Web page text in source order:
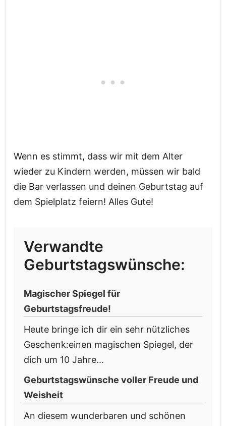
Wenn es stimmt, dass wir mit dem Alter
wieder zu Kindern werden, müssen wir bald
die Bar verlassen und deinen Geburtstag auf
dem Spielplatz feiern! Alles Gute!
Verwandte
Geburtstagswünsche:
Magischer Spiegel für
Geburtstagsfreude!
Heute bringe ich dir ein sehr nützliches
Geschenk:einen magischen Spiegel, der
dich um 10 Jahre...
Geburtstagswünsche voller Freude und
Weisheit
An diesem wunderbaren und schönen